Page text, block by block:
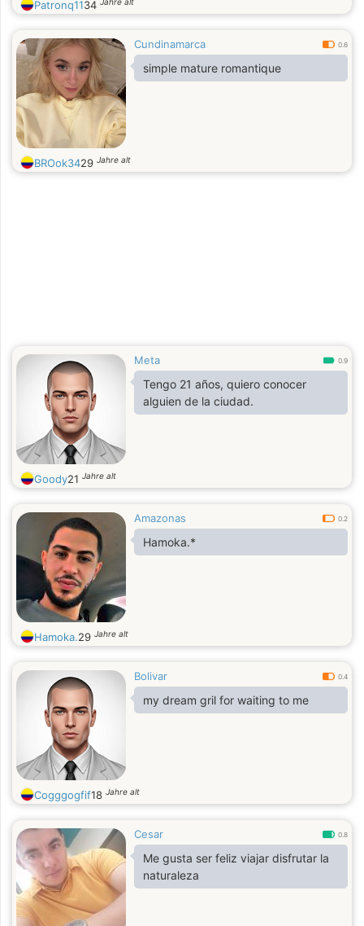
Patronq1134
Cundinamarca 0.6
simple mature romantique
BROok3429 Jahre alt
Meta 0.9
Tengo 21 años, quiero conocer
alguien de la ciudad.
Goody21 Jahre alt
Amazonas 0.2
Hamoka.*
Hamoka.29 Jahre alt
Bolivar 0.4
my dream gril for waiting to me
Cogggogfif18 Jahre alt
Cesar 0.8
Me gusta ser feliz viajar disfrutar la
naturaleza